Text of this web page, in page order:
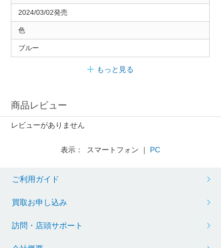
2024/03/02発売
色
ブルー
もっと見る
商品レビュー
レビューがありません
表示： スマートフォン ｜ PC
ご利用ガイド
買取お申し込み
訪問・店頭サポート